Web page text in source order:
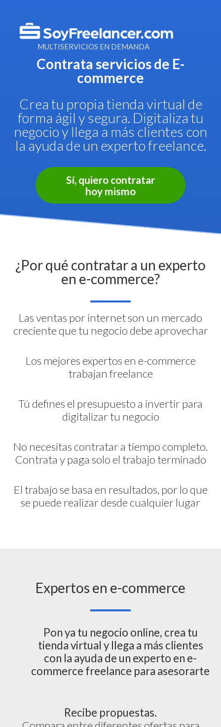
MULTISERVICIOS EN DEMANDA
Contrata servicios de E-
commerce
Crea tu propia tienda virtual de
forma ágil y segura. Digitaliza tu
negocio y llega a más clientes con
la ayuda de un experto freelance.
Sí, quiero contratar
hoy mismo
¿Por qué contratar a un experto
en e-commerce?
Las ventas por internet son un mercado
creciente que tu negocio debe aprovechar
Los mejores expertos en e-commerce
trabajan freelance
Tú defines el presupuesto a invertir para
digitalizar tu negocio
No necesitas contratar a tiempo completo.
Contrata y paga solo el trabajo terminado
El trabajo se basa en resultados, por lo que
se puede realizar desde cualquier lugar
Expertos en e-commerce
Pon ya tu negocio online, crea tu
tienda virtual y llega a más clientes
con la ayuda de un experto en e-
commerce freelance para asesorarte
Recibe propuestas.